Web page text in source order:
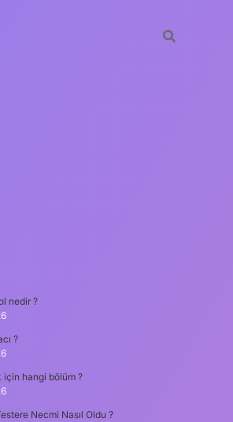
nedir ?
?
için hangi bölüm ?
Necmi Nasıl Oldu ?